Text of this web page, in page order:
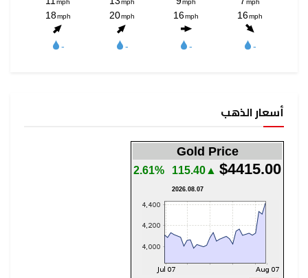
أسعار الذهب
Gold Price
$4415.00
▲115.40
2.61%
2026.08.07